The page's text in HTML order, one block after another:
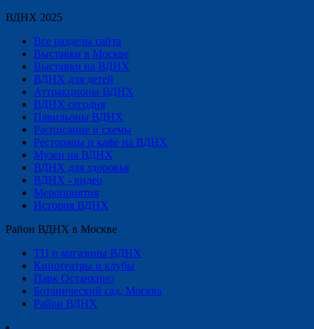
ВДНХ 2025
Все разделы сайта
Выставки в Москве
Выставки на ВДНХ
ВДНХ для детей
Аттракционы ВДНХ
ВДНХ сегодня
Павильоны ВДНХ
Расписание и схемы
Рестораны и кафе на ВДНХ
Музеи на ВДНХ
ВДНХ для здоровья
ВДНХ - видео
Мероприятия
История ВДНХ
Район ВДНХ в Москве
ТЦ и магазины ВДНХ
Кинотеатры и клубы
Парк Останкино
Ботанический сад, Москва
Район ВДНХ